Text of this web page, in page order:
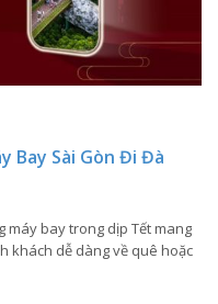
Bay Sài Gòn Đi Đà
máy bay trong dịp Tết mang
khách dễ dàng về quê hoặc